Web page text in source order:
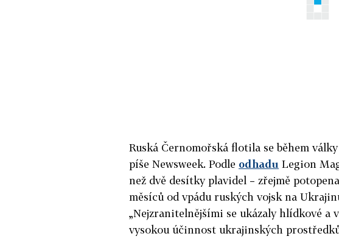
Ruská Černomořská flotila se během
píše Newsweek. Podle odhadu Legion
než dvě desítky plavidel – zřejmě
měsíců od vpádu ruských vojsk na
„Nejzranitelnějšími se ukázaly hlídkové a
vysokou účinnost ukrajinských